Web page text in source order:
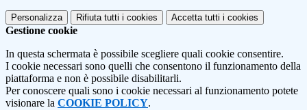
Personalizza Rifiuta tutti i cookies Accetta tutti i cookies
Gestione cookie
In questa schermata è possibile scegliere quali cookie consentire.
I cookie necessari sono quelli che consentono il funzionamento della
piattaforma e non è possibile disabilitarli.
Per conoscere quali sono i cookie necessari al funzionamento potete
visionare la COOKIE POLICY.